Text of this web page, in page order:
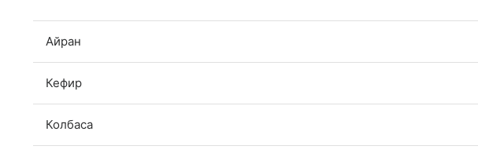
Айран
Кефир
Колбаса